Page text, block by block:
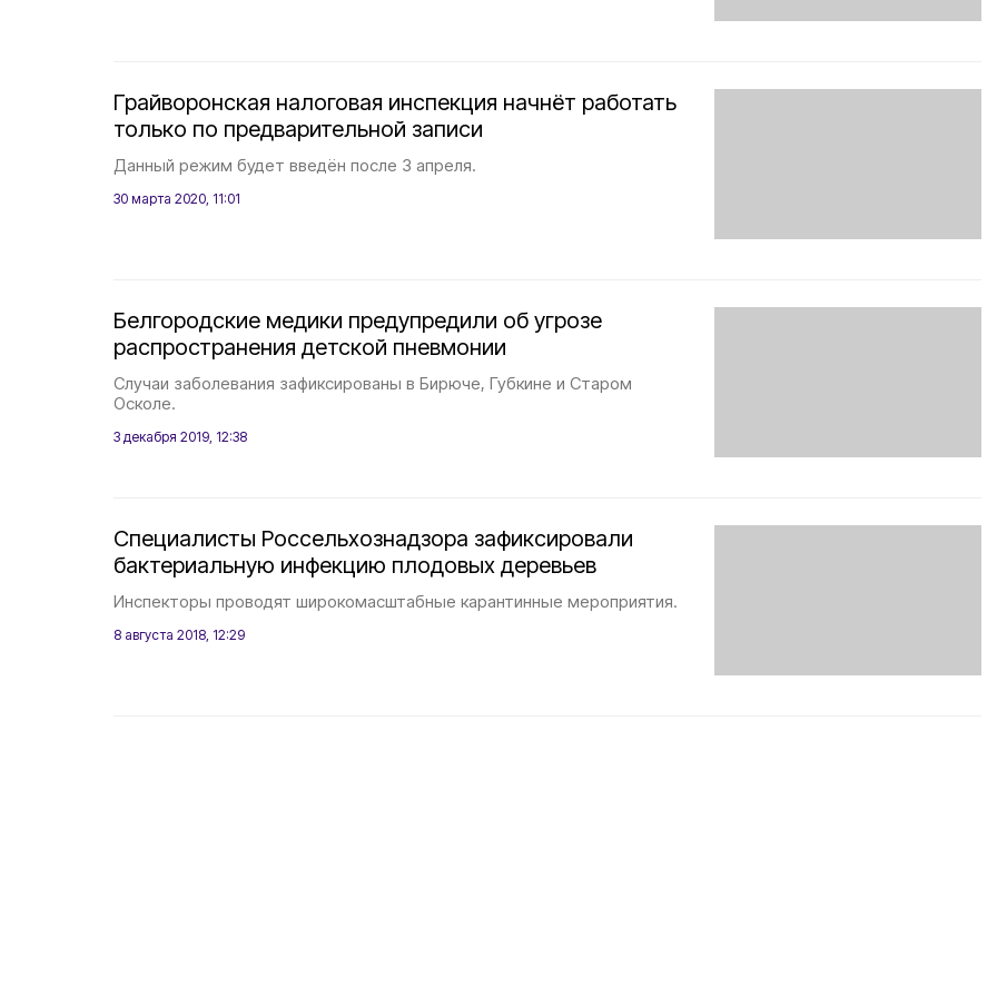
Грайворонская налоговая инспекция начнёт работать
только по предварительной записи
Данный режим будет введён после 3 апреля.
30 марта 2020, 11:01
Белгородские медики предупредили об угрозе
распространения детской пневмонии
Случаи заболевания зафиксированы в Бирюче, Губкине и Старом
Осколе.
3 декабря 2019, 12:38
Специалисты Россельхознадзора зафиксировали
бактериальную инфекцию плодовых деревьев
Инспекторы проводят широкомасштабные карантинные мероприятия.
8 августа 2018, 12:29